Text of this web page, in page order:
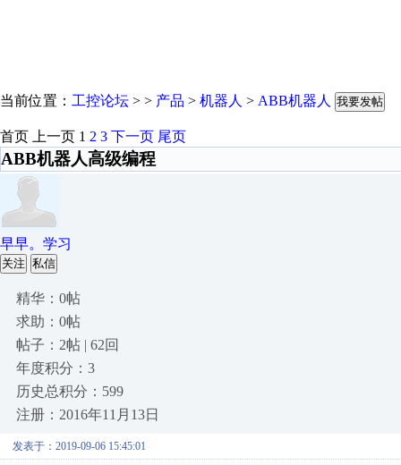
当前位置： 工控论坛 > > 产品 > 机器人 > ABB机器人 我要发帖
首页 上一页 1 2 3 下一页 尾页
ABB机器人高级编程
早早。学习
关注 私信
精华：0帖
求助：0帖
帖子：2帖 | 62回
年度积分：3
历史总积分：599
注册：2016年11月13日
发表于：2019-09-06 15:45:01